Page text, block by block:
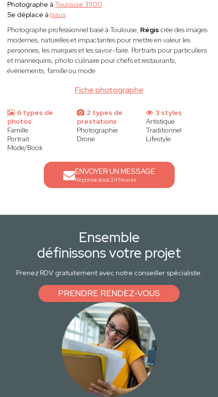
Fiche photographe
Photographe à Toulouse 31100
Se déplace à Issus
Photographe professionnel basé à Toulouse, Régis crée des images
modernes, naturelles et impactantes pour mettre en valeur les
personnes, les marques et les savoir-faire. Portraits pour particuliers
et mannequins, photo culinaire pour chefs et restaurants,
événements, famille ou mode
6 types de
photos
Famille
Portrait
Mode/Book
2 types de
prestations
Photographie
Drone
3 styles
Artistique
Traditionnel
Lifestyle
ENVOYER UN MESSAGE
Réponse sous 24 heures
Ensemble
définissons votre projet
Prenez RDV gratuitement avec notre conseiller spécialiste.
PRENDRE RENDEZ-VOUS